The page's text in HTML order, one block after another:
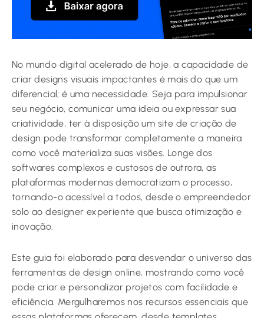
No mundo digital acelerado de hoje, a capacidade de
criar designs visuais impactantes é mais do que um
diferencial; é uma necessidade. Seja para impulsionar
seu negócio, comunicar uma ideia ou expressar sua
criatividade, ter à disposição um site de criação de
design pode transformar completamente a maneira
como você materializa suas visões. Longe dos
softwares complexos e custosos de outrora, as
plataformas modernas democratizam o processo,
tornando-o acessível a todos, desde o empreendedor
solo ao designer experiente que busca otimização e
inovação.
Este guia foi elaborado para desvendar o universo das
ferramentas de design online, mostrando como você
pode criar e personalizar projetos com facilidade e
eficiência. Mergulharemos nos recursos essenciais que